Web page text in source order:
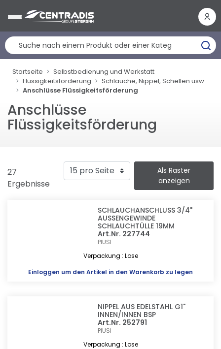
Startseite
Selbstbedienung und Werkstatt
Flüssigkeitsförderung
Schläuche, Nippel, Schellen usw
Anschlüsse Flüssigkeitsförderung
Anschlüsse
Flüssigkeitsförderung
27
Ergebnisse
Als Raster
anzeigen
SCHLAUCHANSCHLUSS 3/4"
AUSSENGEWINDE
SCHLAUCHTÜLLE 19MM
Art.Nr. 227744
PIUSI
Verpackung : Lose
Einloggen um den Artikel in den Warenkorb zu legen
NIPPEL AUS EDELSTAHL G1"
INNEN/INNEN BSP
Art.Nr. 252791
PIUSI
Verpackung : Lose